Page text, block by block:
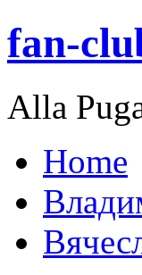
fan-
Alla
Home